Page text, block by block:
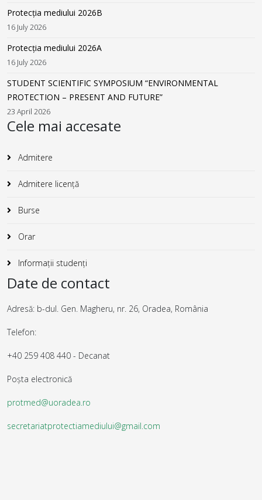
Protecția mediului 2026B
16 July 2026
Protecția mediului 2026A
16 July 2026
STUDENT SCIENTIFIC SYMPOSIUM “ENVIRONMENTAL
PROTECTION – PRESENT AND FUTURE”
23 April 2026
Cele mai accesate
Admitere
Admitere licență
Burse
Orar
Informații studenți
Date de contact
Adresă: b-dul. Gen. Magheru, nr. 26, Oradea, România
Telefon:
+40 259 408 440 - Decanat
Poșta electronică
protmed@uoradea.ro
secretariatprotectiamediului@gmail.com